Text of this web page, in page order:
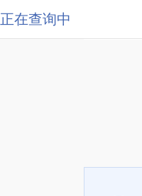
正在查询中